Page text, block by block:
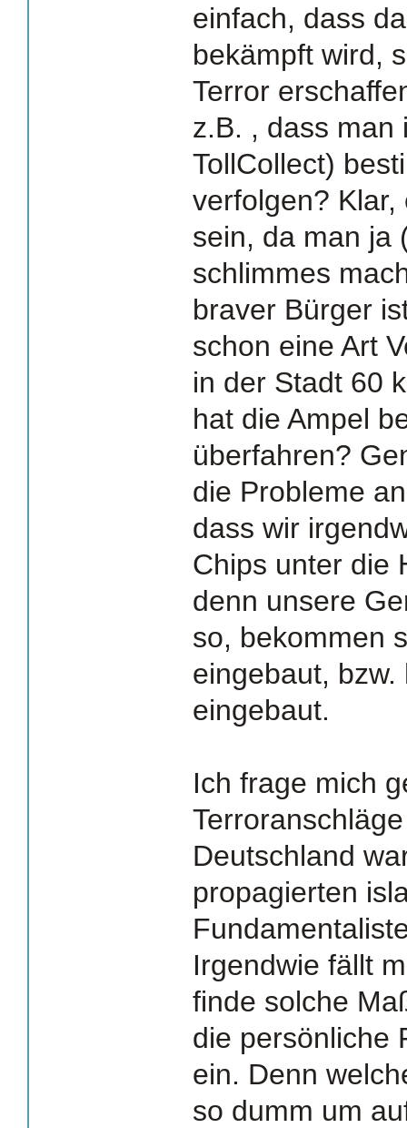
einfach, dass
bekämpft wird,
Terror
z.B. , dass man
TollCollect)
verfolgen?
sein, da man ja
schlimmes
braver Bürger
schon eine Art
in der Stadt 60
hat die Ampel
überfahren?
die Probleme
dass wir
Chips unter die
denn unsere
so, bekommen
eingebaut,
eingebaut.
Ich frage mich
Deutschland
propagierten
Irgendwie fällt
finde solche
die persönliche
ein. Denn
so dumm um